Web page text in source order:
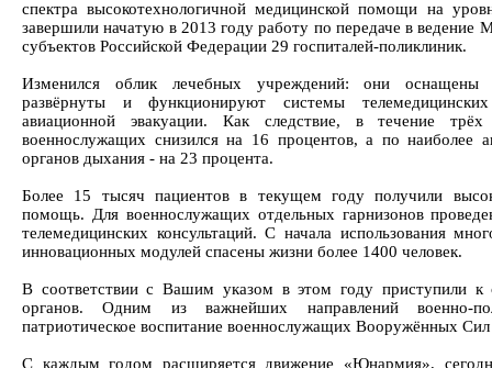
спектра высокотехнологичной медицинской помощи на
завершили начатую в 2013 году работу по передаче в ведение
субъектов Российской Федерации 29 госпиталей-поликлиник.
Изменился облик лечебных учреждений: они оснащены
развёрнуты и функционируют системы
авиационной эвакуации. Как следствие, в течение трёх
военнослужащих снизился на 16 процентов, а по наиболее
органов дыхания - на 23 процента.
Более 15 тысяч пациентов в текущем году получили
помощь. Для военнослужащих отдельных гарнизонов
телемедицинских консультаций. С начала использования
инновационных модулей спасены жизни более 1400 человек.
В соответствии с Вашим указом в этом году приступили к
органов. Одним из важнейших направлений военно-
патриотическое воспитание военнослужащих Вооружённых
С каждым годом расширяется движение «Юнармия»,